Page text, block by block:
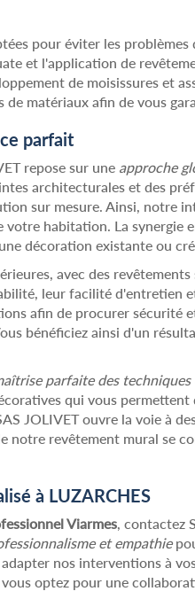
pour éviter les
et l'application de
de moisissures et
matériaux afin de vous
parfait
repose sur une approche
architecturales et des
sur mesure. Ainsi, notre
votre habitation. La synergie
décoration existante ou
avec des
leur facilité d'entretien
afin de procurer
bénéficiez ainsi d'un
parfaite des techniques
qui vous
JOLIVET ouvre la voie à
notre revêtement mural se
à LUZARCHES
Viarmes, contactez
et empathie
nos interventions à
optez pour une